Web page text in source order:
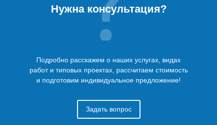
Нужна консультация?
Подробно расскажем о наших услугах, видах
работ и типовых проектах, рассчитаем стоимость
и подготовим индивидуальное предложение!
Задать вопрос